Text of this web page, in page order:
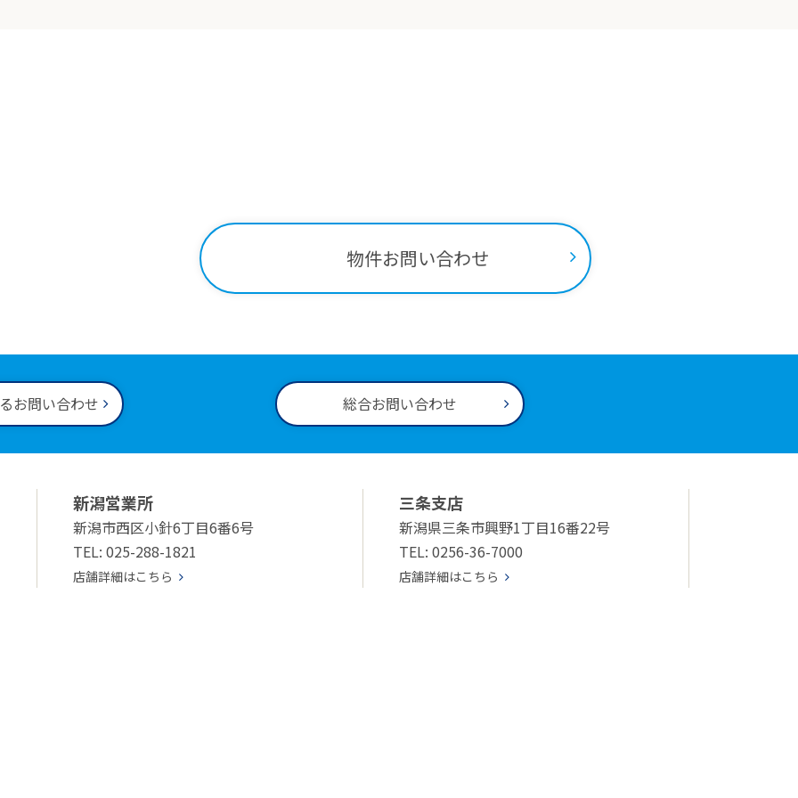
物件お問い合わせ
お問い合わせ 総合お問い合わせ
新潟営業所
新潟市西区小針6丁目6番6号
TEL: 025-288-1821
店舗詳細はこちら
三条支店
新潟県三条市興野1丁目16番22号
TEL: 0256-36-7000
店舗詳細はこちら